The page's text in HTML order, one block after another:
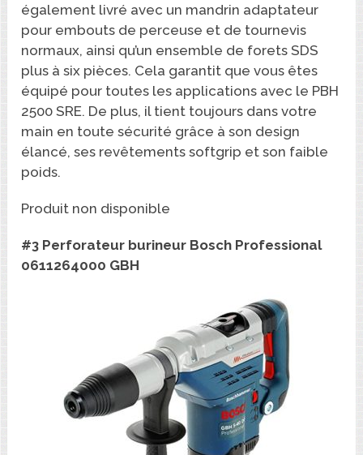
également livré avec un mandrin adaptateur
pour embouts de perceuse et de tournevis
normaux, ainsi qu’un ensemble de forets SDS
plus à six pièces. Cela garantit que vous êtes
équipé pour toutes les applications avec le PBH
2500 SRE. De plus, il tient toujours dans votre
main en toute sécurité grâce à son design
élancé, ses revêtements softgrip et son faible
poids.
Produit non disponible
#3 Perforateur burineur Bosch Professional
0611264000 GBH